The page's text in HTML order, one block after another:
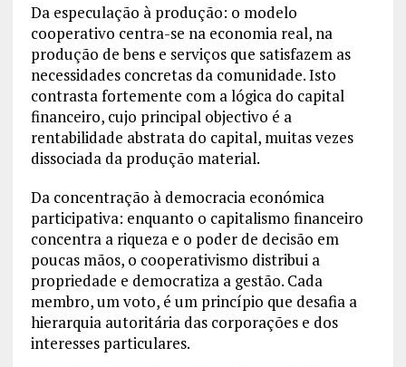
Da especulação à produção: o modelo
cooperativo centra-se na economia real, na
produção de bens e serviços que satisfazem as
necessidades concretas da comunidade. Isto
contrasta fortemente com a lógica do capital
financeiro, cujo principal objectivo é a
rentabilidade abstrata do capital, muitas vezes
dissociada da produção material.
Da concentração à democracia económica
participativa: enquanto o capitalismo financeiro
concentra a riqueza e o poder de decisão em
poucas mãos, o cooperativismo distribui a
propriedade e democratiza a gestão. Cada
membro, um voto, é um princípio que desafia a
hierarquia autoritária das corporações e dos
interesses particulares.